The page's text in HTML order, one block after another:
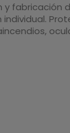
y fabricación